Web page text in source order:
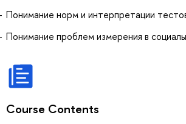
Понимание норм и интерпретации
Понимание проблем измерения в
Course Contents